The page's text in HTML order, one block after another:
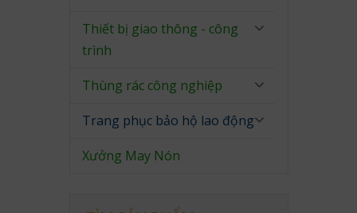
Thiết bị giao thông - công
trình
Thùng rác công nghiệp
Trang phục bảo hộ lao động
Xưởng May Nón